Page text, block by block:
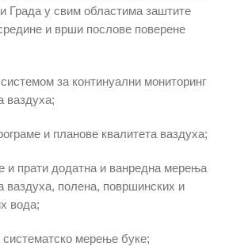
Града у свим областима заштите
и врши послове поверене
за континуални мониторинг
ваздуха;
и планове квалитета ваздуха;
и прати додатна и ванредна мерења
ваздуха, полена, површинских и
вода;
систематско мерење буке;